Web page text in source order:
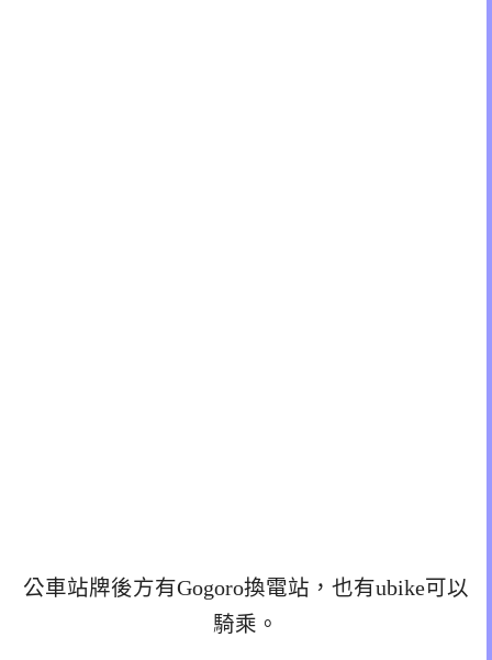
公車站牌後方有Gogoro換電站，也有ubike可以
騎乘。